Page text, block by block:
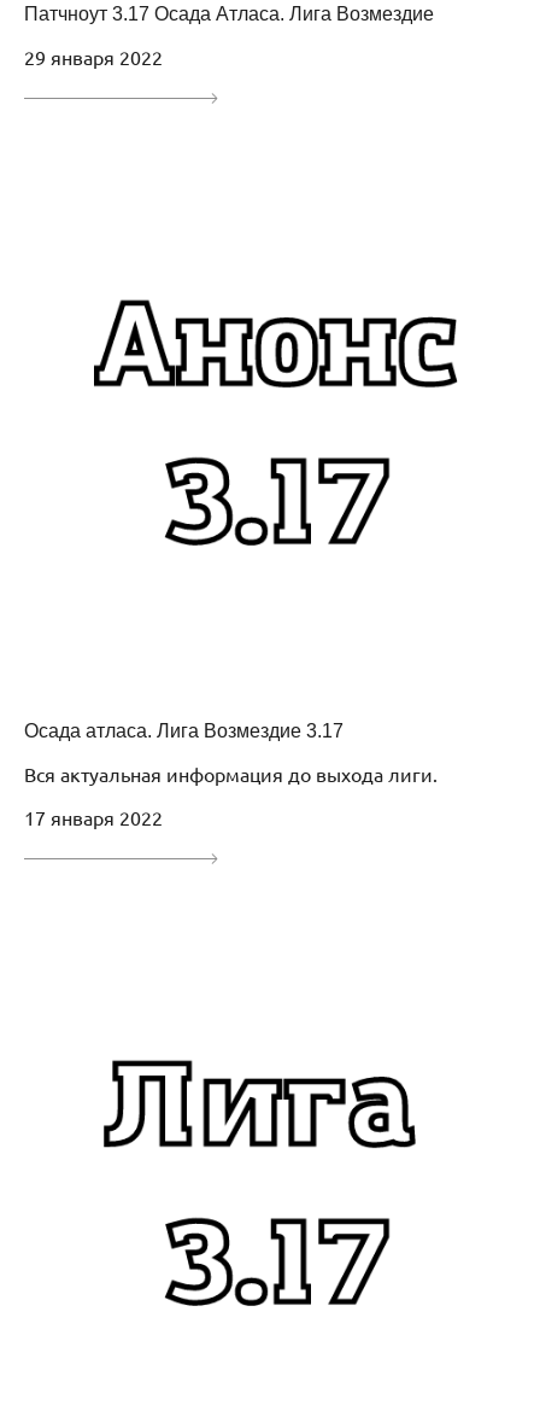
Патчноут 3.17 Осада Атласа. Лига Возмездие
29 января 2022
Осада атласа. Лига Возмездие 3.17
Вся актуальная информация до выхода лиги.
17 января 2022